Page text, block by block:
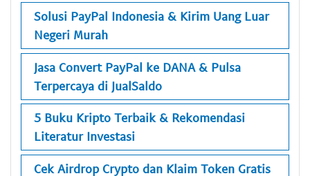
Solusi PayPal Indonesia & Kirim Uang Luar
Negeri Murah
Jasa Convert PayPal ke DANA & Pulsa
Terpercaya di JualSaldo
5 Buku Kripto Terbaik & Rekomendasi
Literatur Investasi
Cek Airdrop Crypto dan Klaim Token Gratis